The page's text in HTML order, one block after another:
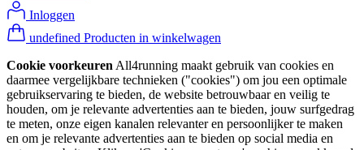
Inloggen
undefined Producten in winkelwagen
Cookie voorkeuren All4running maakt gebruik van cookies en
daarmee vergelijkbare technieken ("cookies") om jou een optimale
gebruikservaring te bieden, de website betrouwbaar en veilig te
houden, om je relevante advertenties aan te bieden, jouw surfgedrag
te meten, onze eigen kanalen relevanter en persoonlijker te maken
en om je relevante advertenties aan te bieden op social media en